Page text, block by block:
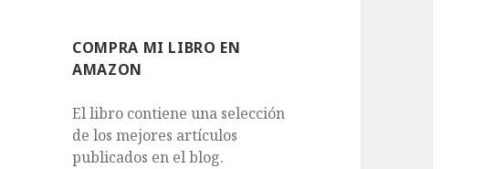
COMPRA MI LIBRO EN
AMAZON
El libro contiene una selección
de los mejores artículos
publicados en el blog.